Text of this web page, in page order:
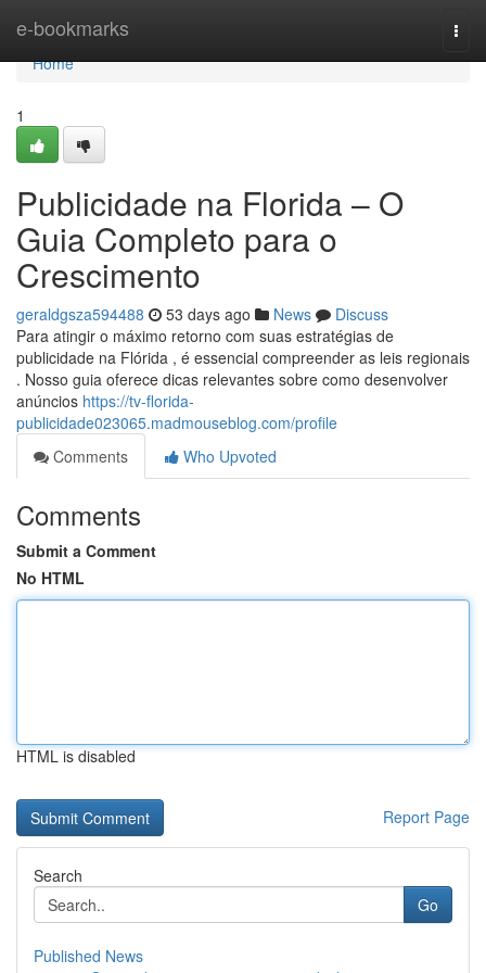
e-bookmarks
Home
Home
1
Publicidade na Florida – O
Guia Completo para o
Crescimento
geraldgsza594488 53 days ago News
Discuss
Para atingir o máximo retorno com suas estratégias de
publicidade na Flórida , é essencial compreender as leis regionais
. Nosso guia oferece dicas relevantes sobre como desenvolver
anúncios https://tv-florida-
publicidade023065.madmouseblog.com/profile
Comments
Who Upvoted
Comments
Submit a Comment
No HTML
HTML is disabled
Report Page
Search
Go
Published News